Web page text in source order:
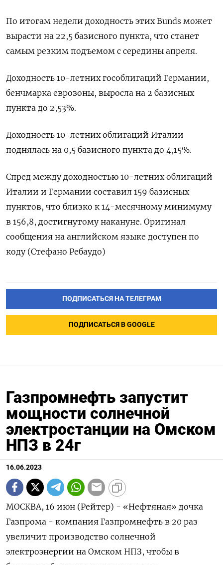
По итогам недели доходность этих Bunds может
вырасти на 22,5 базисного пункта, что станет
самым резким подъемом с середины апреля.
Доходность 10-летних гособлигаций Германии,
бенчмарка еврозоны, выросла на 2 базисных
пункта до 2,53%.
Доходность 10-летних облигаций Италии
поднялась на 0,5 базисного пункта до 4,15%.
Спред между доходностью 10-летних облигаций
Италии и Германии составил 159 базисных
пунктов, что близко к 14-месячному минимуму
в 156,8, достигнутому накануне. Оригинал
сообщения на английском языке доступен по
коду (Стефано Ребаудо)
ПОДПИСАТЬСЯ НА ТЕЛЕГРАМ
ПОДПИСАТЬСЯ В GOOGLE
Газпромнефть запустит
мощности солнечной
электростанции на Омском
НПЗ в 24г
16.06.2023
МОСКВА, 16 июн (Рейтер) - «Нефтяная» дочка
Газпрома - компания Газпромнефть в 20 раз
увеличит производство солнечной
электроэнергии на Омском НПЗ, чтобы в